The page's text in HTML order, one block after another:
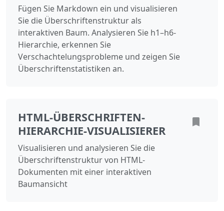
Fügen Sie Markdown ein und visualisieren
Sie die Überschriftenstruktur als
interaktiven Baum. Analysieren Sie h1–h6-
Hierarchie, erkennen Sie
Verschachtelungsprobleme und zeigen Sie
Überschriftenstatistiken an.
HTML-ÜBERSCHRIFTEN-
HIERARCHIE-VISUALISIERER
Visualisieren und analysieren Sie die
Überschriftenstruktur von HTML-
Dokumenten mit einer interaktiven
Baumansicht